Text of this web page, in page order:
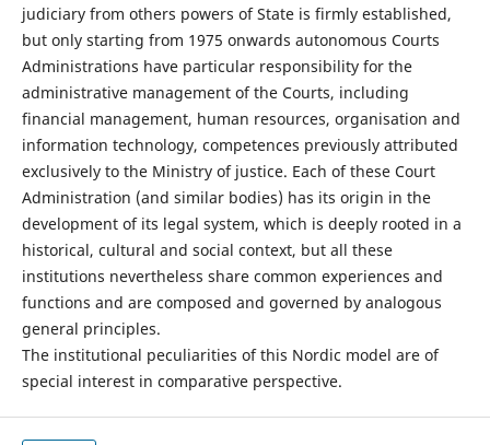
judiciary from others powers of State is firmly established,
but only starting from 1975 onwards autonomous Courts
Administrations have particular responsibility for the
administrative management of the Courts, including
financial management, human resources, organisation and
information technology, competences previously attributed
exclusively to the Ministry of justice. Each of these Court
Administration (and similar bodies) has its origin in the
development of its legal system, which is deeply rooted in a
historical, cultural and social context, but all these
institutions nevertheless share common experiences and
functions and are composed and governed by analogous
general principles.
The institutional peculiarities of this Nordic model are of
special interest in comparative perspective.